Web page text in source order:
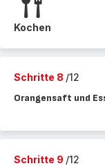
Kochen
Schritte 8 /12
Orangensaft und
Schritte 9 /12